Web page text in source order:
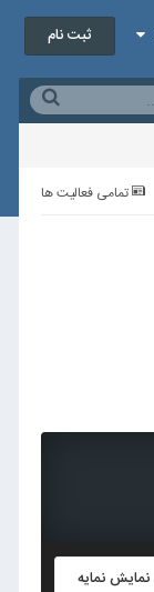
ثبت نام
تمامی فعالیت ها
نمایش نمایه